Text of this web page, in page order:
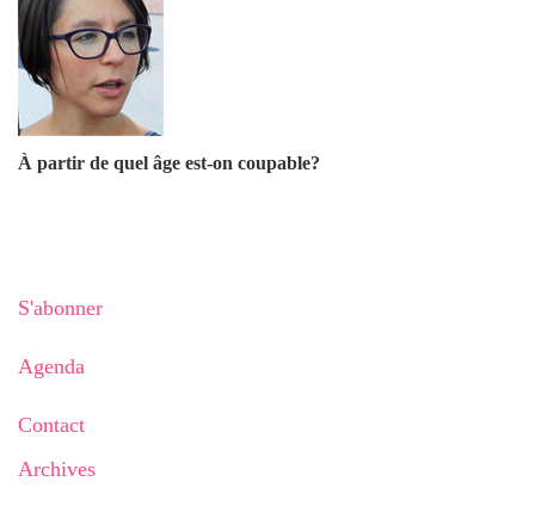
À partir de quel âge est-on coupable?
S'abonner
Agenda
Contact
Archives